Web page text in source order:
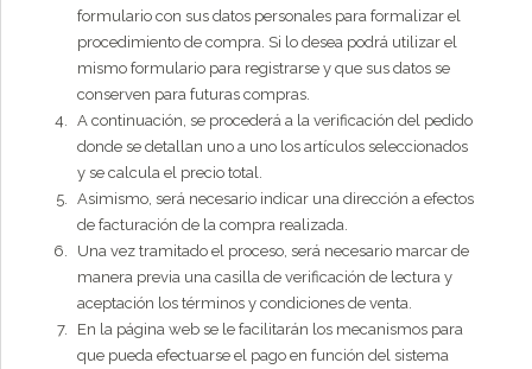
formulario con sus datos personales para formalizar el
procedimiento de compra. Si lo desea podrá utilizar el
mismo formulario para registrarse y que sus datos se
conserven para futuras compras.
A continuación, se procederá a la verificación del pedido
donde se detallan uno a uno los artículos seleccionados
y se calcula el precio total.
Asimismo, será necesario indicar una dirección a efectos
de facturación de la compra realizada.
Una vez tramitado el proceso, será necesario marcar de
manera previa una casilla de verificación de lectura y
aceptación los términos y condiciones de venta.
En la página web se le facilitarán los mecanismos para
que pueda efectuarse el pago en función del sistema